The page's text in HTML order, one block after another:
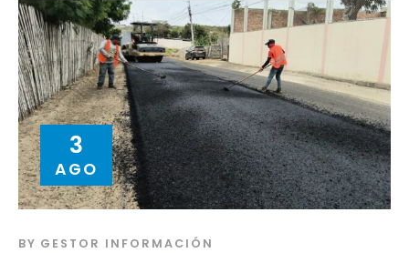
3
AGO
BY GESTOR INFORMACIÓN